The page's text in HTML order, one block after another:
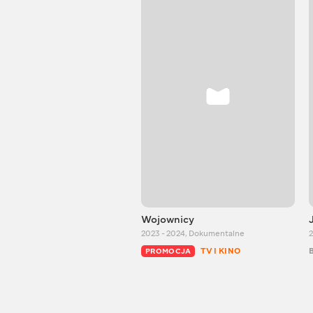
Wojownicy
2023 - 2024, Dokumentalne
PROMOCJA TV I KINO